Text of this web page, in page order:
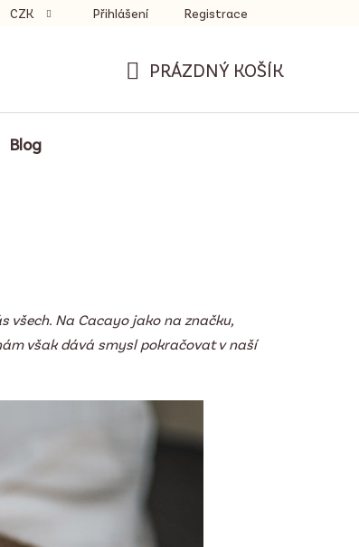
CZK Přihlášení Registrace
PRÁZDNÝ KOŠÍK
Blog
všech. Na Cacayo jako na značku,
však dává smysl pokračovat v naší